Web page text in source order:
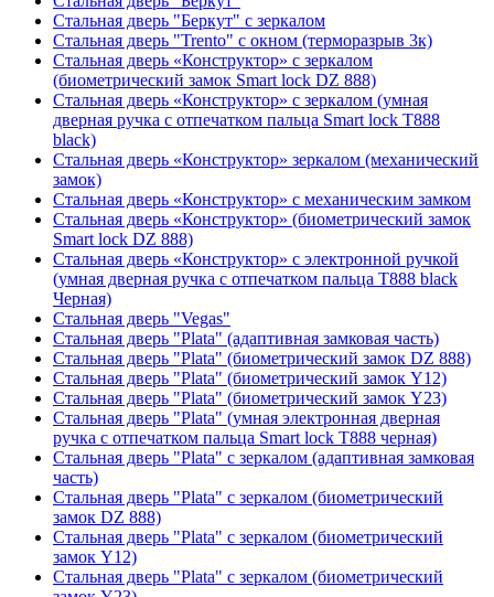
Стальная дверь "Беркут" с зеркалом
Стальная дверь "Trento" с окном (терморазрыв 3к)
Стальная дверь «Конструктор» с зеркалом
(биометрический замок Smart lock DZ 888)
Стальная дверь «Конструктор» с зеркалом (умная
дверная ручка с отпечатком пальца Smart lock T888
black)
Стальная дверь «Конструктор» зеркалом (механический
замок)
Стальная дверь «Конструктор» с механическим замком
Стальная дверь «Конструктор» (биометрический замок
Smart lock DZ 888)
Стальная дверь «Конструктор» с электронной ручкой
(умная дверная ручка с отпечатком пальца T888 black
Черная)
Стальная дверь "Vegas"
Стальная дверь "Plata" (адаптивная замковая часть)
Стальная дверь "Plata" (биометрический замок DZ 888)
Стальная дверь "Plata" (биометрический замок Y12)
Стальная дверь "Plata" (биометрический замок Y23)
Стальная дверь "Plata" (умная электронная дверная
ручка с отпечатком пальца Smart lock T888 черная)
Стальная дверь "Plata" с зеркалом (адаптивная замковая
часть)
Стальная дверь "Plata" с зеркалом (биометрический
замок DZ 888)
Стальная дверь "Plata" с зеркалом (биометрический
замок Y12)
Стальная дверь "Plata" с зеркалом (биометрический